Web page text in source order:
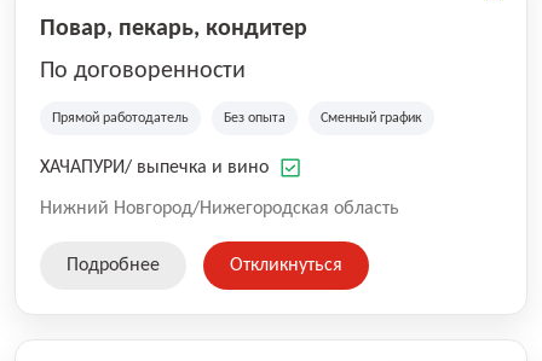
Повар, пекарь, кондитер
По договоренности
Прямой работодатель Без опыта Сменный график
ХАЧАПУРИ/ выпечка и вино
Нижний Новгород/Нижегородская область
Подробнее Откликнуться